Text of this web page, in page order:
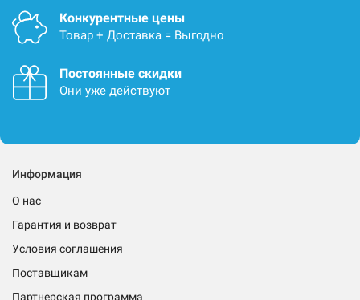
Конкурентные цены
Товар + Доставка = Выгодно
Постоянные скидки
Они уже действуют
Информация
О нас
Гарантия и возврат
Условия соглашения
Поставщикам
Партнерская программа